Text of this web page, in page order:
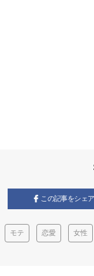
この記事をシェ
モテ 恋愛 女性